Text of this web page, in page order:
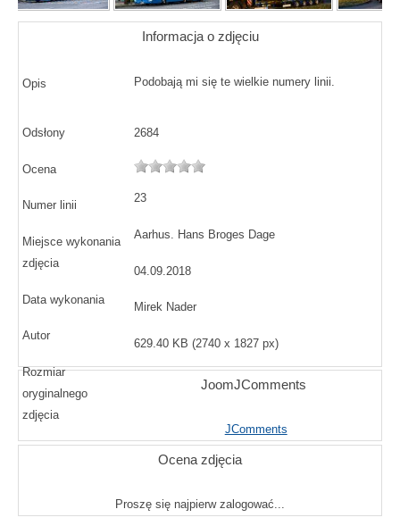
Informacja o zdjęciu
Opis Podobają mi się te wielkie numery linii.
Odsłony 2684
Ocena
Numer linii
23
Miejsce wykonania
zdjęcia
Aarhus. Hans Broges Dage
Data wykonania
04.09.2018
Autor
Mirek Nader
Rozmiar
oryginalnego
zdjęcia
629.40 KB (2740 x 1827 px)
JoomJComments
JComments
Ocena zdjęcia
Proszę się najpierw zalogować...